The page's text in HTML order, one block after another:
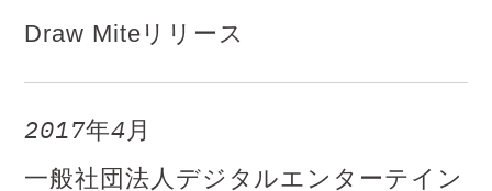
Draw Miteリリース
2017年4月
一般社団法人デジタルエンターテイン